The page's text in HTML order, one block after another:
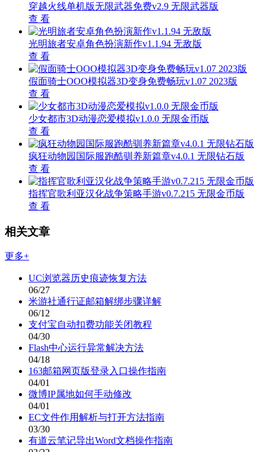
穿越火线单机版无限武器免费v2.9 无限武器版
查 看
光明旅者安卓角色扮演新作v1.1.94 无敌版
查 看
假面骑士OOO模拟器3D变身免费畅玩v1.07 2023版
查 看
少女都市3D动漫恋爱模拟v1.0.0 无限金币版
查 看
疯狂动物园国际服跑酷驯养新篇章v4.0.1 无限钻石版
查 看
指挥官歌利亚汉化战争策略手游v0.7.215 无限金币版
查 看
相关文章
更多+
UC浏览器历史痕迹恢复方法
06/27
米游社通行证邮箱解绑步骤详解
06/12
支付宝自动扣费功能关闭教程
04/30
Flash中心运行异常解决方法
04/18
163邮箱网页版登录入口操作指南
04/01
微博IP属地如何手动修改
04/01
EC文件作用解析与打开方法指南
03/30
有道云笔记导出Word文档操作指南